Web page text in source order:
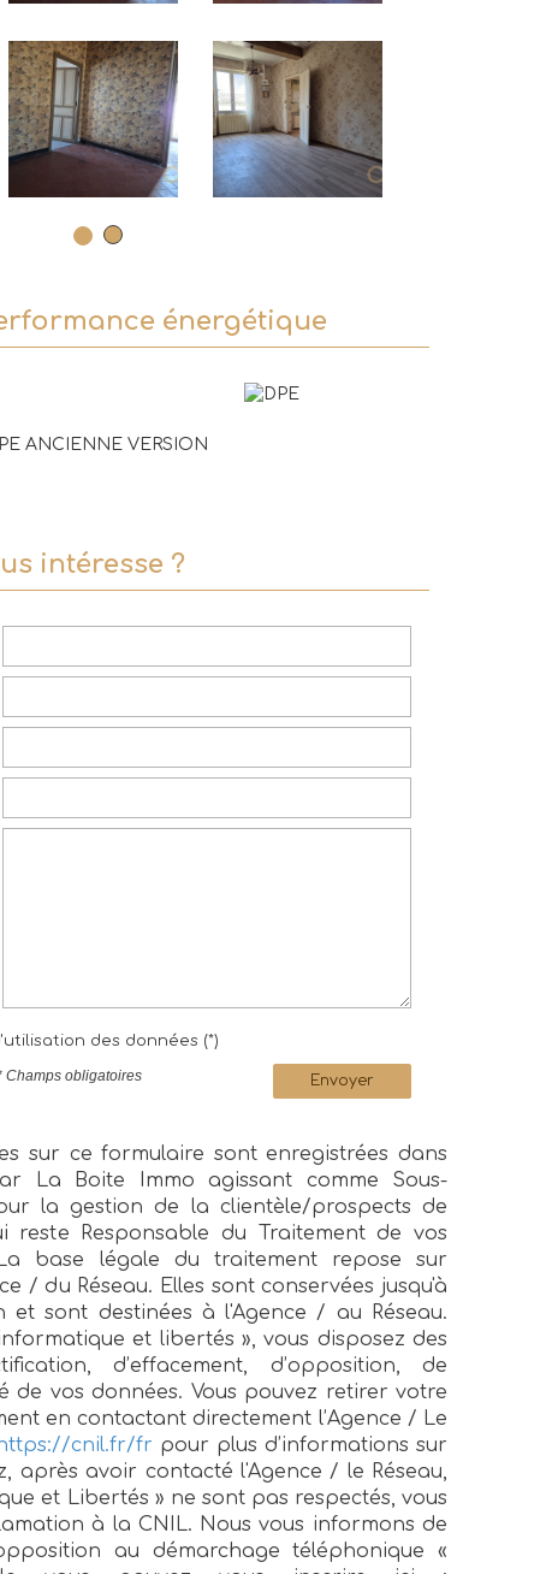
énergétique
ANCIENNE VERSION
intéresse ?
des données (*)
Envoyer
Champs obligatoires
sur ce formulaire sont enregistrées dans
La Boite Immo agissant comme Sous-
la gestion de la clientèle/prospects de
reste Responsable du Traitement de vos
base légale du traitement repose sur
/ du Réseau. Elles sont conservées jusqu'à
et sont destinées à l'Agence / au Réseau.
et libertés », vous disposez des
d’effacement, d’opposition, de
vos données. Vous pouvez retirer votre
en contactant directement l’Agence / Le
cnil.fr/fr pour plus d’informations sur
après avoir contacté l'Agence / le Réseau,
et Libertés » ne sont pas respectés, vous
à la CNIL. Nous vous informons de
au démarchage téléphonique «